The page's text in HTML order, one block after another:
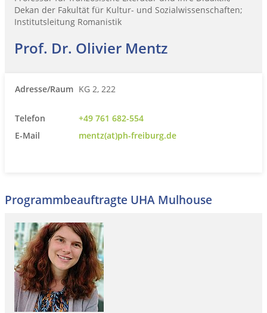
Dekan der Fakultät für Kultur- und Sozialwissenschaften;
Institutsleitung Romanistik
Prof. Dr. Olivier Mentz
Adresse/Raum KG 2, 222
Telefon
+49 761 682-554
E-Mail
mentz(at)ph-freiburg.de
Programmbeauftragte UHA Mulhouse